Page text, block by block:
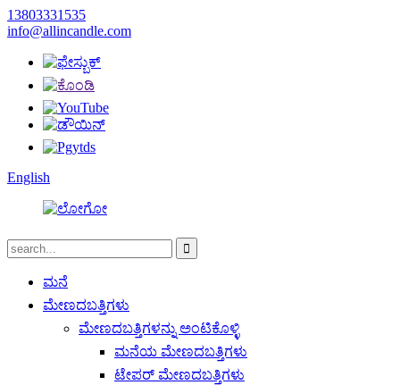
13803331535
info@allincandle.com
English
ಮನೆ
ಮೇಣದಬತ್ತಿಗಳು
ಮೇಣದಬತ್ತಿಗಳನ್ನು ಅಂಟಿಕೊಳ್ಳಿ
ಮನೆಯ ಮೇಣದಬತ್ತಿಗಳು
ಟೇಪರ್ ಮೇಣದಬತ್ತಿಗಳು